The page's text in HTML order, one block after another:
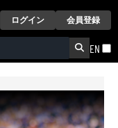
ログイン 会員登録
EN